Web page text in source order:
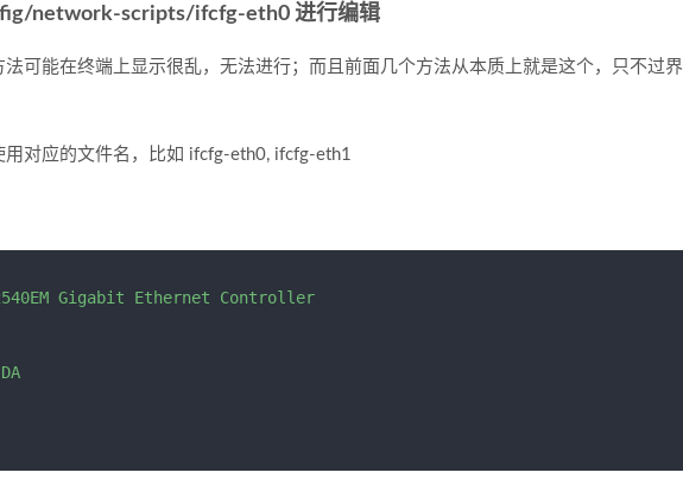
network-scripts/ifcfg-eth0 进行编辑
可能在终端上显示很乱，无法进行；而且前面几个方法从本质上就是这个，只不过界
对应的文件名，比如 ifcfg-eth0, ifcfg-eth1
Gigabit Ethernet Controller